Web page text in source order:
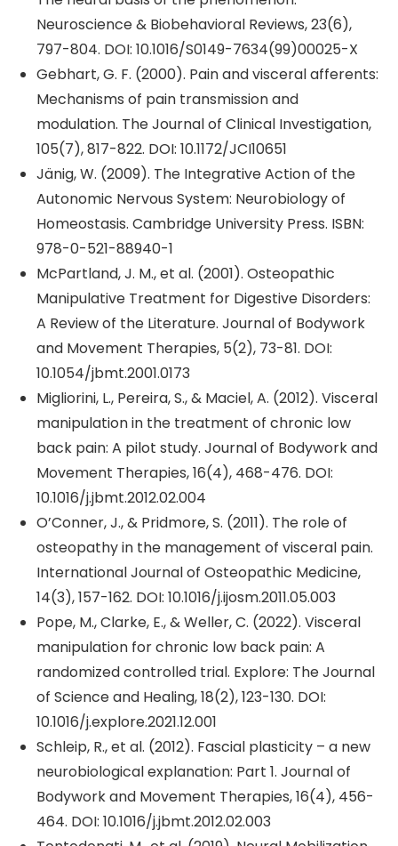
Neuroscience & Biobehavioral Reviews, 23(6),
797-804. DOI: 10.1016/S0149-7634(99)00025-X
Gebhart, G. F. (2000). Pain and visceral afferents:
Mechanisms of pain transmission and
modulation. The Journal of Clinical Investigation,
105(7), 817-822. DOI: 10.1172/JCI10651
Jänig, W. (2009). The Integrative Action of the
Autonomic Nervous System: Neurobiology of
Homeostasis. Cambridge University Press. ISBN:
978-0-521-88940-1
McPartland, J. M., et al. (2001). Osteopathic
Manipulative Treatment for Digestive Disorders:
A Review of the Literature. Journal of Bodywork
and Movement Therapies, 5(2), 73-81. DOI:
10.1054/jbmt.2001.0173
Migliorini, L., Pereira, S., & Maciel, A. (2012). Visceral
manipulation in the treatment of chronic low
back pain: A pilot study. Journal of Bodywork and
Movement Therapies, 16(4), 468-476. DOI:
10.1016/j.jbmt.2012.02.004
O’Conner, J., & Pridmore, S. (2011). The role of
osteopathy in the management of visceral pain.
International Journal of Osteopathic Medicine,
14(3), 157-162. DOI: 10.1016/j.ijosm.2011.05.003
Pope, M., Clarke, E., & Weller, C. (2022). Visceral
manipulation for chronic low back pain: A
randomized controlled trial. Explore: The Journal
of Science and Healing, 18(2), 123-130. DOI:
10.1016/j.explore.2021.12.001
Schleip, R., et al. (2012). Fascial plasticity – a new
neurobiological explanation: Part 1. Journal of
Bodywork and Movement Therapies, 16(4), 456-
464. DOI: 10.1016/j.jbmt.2012.02.003